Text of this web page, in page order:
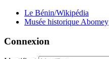
Le Bénin/Wikipédia
Musée historique Abomey
Connexion